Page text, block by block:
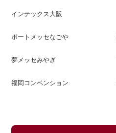
インテックス大阪
ポートメッセなごや
夢メッセみやぎ
福岡コンベンション